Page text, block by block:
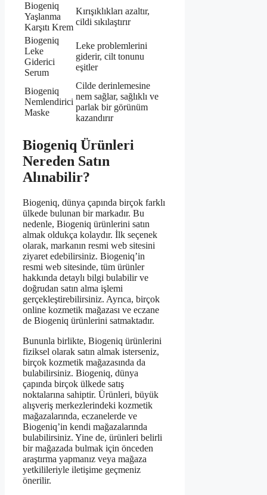
Biogeniq
Yaşlanma
Karşıtı Krem
Kırışıklıkları azaltır,
cildi sıkılaştırır
Biogeniq
Leke
Giderici
Serum
Leke problemlerini
giderir, cilt tonunu
eşitler
Biogeniq
Nemlendirici
Maske
Cilde derinlemesine
nem sağlar, sağlıklı ve
parlak bir görünüm
kazandırır
Biogeniq Ürünleri
Nereden Satın
Alınabilir?
Biogeniq, dünya çapında birçok farklı
ülkede bulunan bir markadır. Bu
nedenle, Biogeniq ürünlerini satın
almak oldukça kolaydır. İlk seçenek
olarak, markanın resmi web sitesini
ziyaret edebilirsiniz. Biogeniq’in
resmi web sitesinde, tüm ürünler
hakkında detaylı bilgi bulabilir ve
doğrudan satın alma işlemi
gerçekleştirebilirsiniz. Ayrıca, birçok
online kozmetik mağazası ve eczane
de Biogeniq ürünlerini satmaktadır.
Bununla birlikte, Biogeniq ürünlerini
fiziksel olarak satın almak isterseniz,
birçok kozmetik mağazasında da
bulabilirsiniz. Biogeniq, dünya
çapında birçok ülkede satış
noktalarına sahiptir. Ürünleri, büyük
alışveriş merkezlerindeki kozmetik
mağazalarında, eczanelerde ve
Biogeniq’in kendi mağazalarında
bulabilirsiniz. Yine de, ürünleri belirli
bir mağazada bulmak için önceden
araştırma yapmanız veya mağaza
yetkilileriyle iletişime geçmeniz
önerilir.